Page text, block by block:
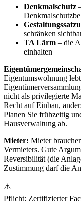
Denkmalschutz
schränken
TA Lärm – die
einhalten
Eigentumswohnung
nicht als privilegierte
Recht auf Einbau,
Planen Sie frühzeitig
Hausverwaltung ab.
Mieter: Mieter
Vermieters. Gute
Reversibilität (die
Zustimmung darf die
⚠️
Pflicht: Zertifizierter